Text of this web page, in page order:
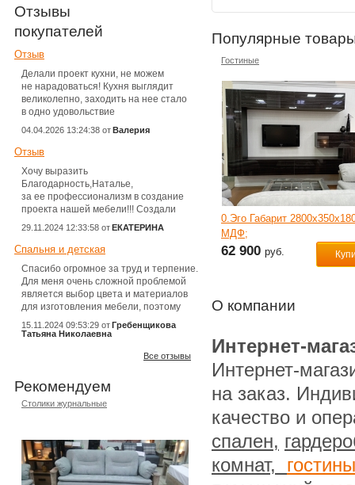
Отзывы
покупателей
Отзыв
Делали проект кухни, не можем
не нарадоваться! Кухня выглядит
великолепно, заходить на нее стало
в одно удовольствие
04.04.2026 13:24:38 отВалерия
Отзыв
Хочу выразить
Благодарность,Наталье,
за ее профессионализм в создание
проекта нашей мебели!!! Создали
полностью интерьер нашей спальни,
сборка мебели в этой компании
рекомендовать фирму
ИНДИВИДУАЛЬНО ПРО МЕБЕЛЬ!!!
29.11.2024 12:33:58 отЕКАТЕРИНА
Спальня и детская
Спасибо огромное за труд и терпение.
Для меня очень сложной проблемой
является выбор цвета и материалов
для изготовления мебели, поэтому
после того как определились
с функционалом и внешним видом
мне помогли определиться
И вот тут огромное спасибо Наталье.
Я на утро поняла, что я не хочу
в таком цвете, который выбрала
и «хотелки» и моментально
переделала все эскизы.
Это все происходило без упреков
15.11.2024 09:53:29 отГребенщикова
Татьяна Николаевна
Все отзывы
Рекомендуем
Столики журнальные
Популярные
Мягкая мебель , Диван-трансформер
Диван-кровать, Кресло, пуф,
столик журнальный.
122 600руб.
Гостиные
0.Эго Габарит
МДФ;
62 900 руб.
О компании
Интернет-
Интернет-
на заказ.
качество и
спален,
комнат,